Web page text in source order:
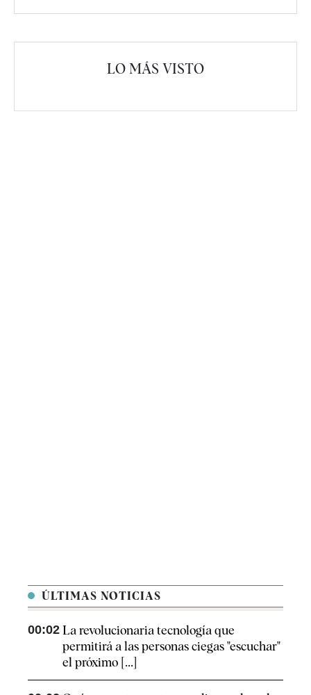
LO MÁS VISTO
ÚLTIMAS NOTICIAS
00:02 La revolucionaria tecnología que
permitirá a las personas ciegas "escuchar"
el próximo [...]